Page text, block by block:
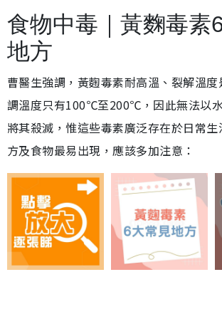
食物中毒｜黃麴毒素
地方
曹醫生強調，黃麴毒素耐高溫、裂解溫
調溫度只有100℃至200℃，因此無法以
將其殺滅，惟這些毒素廣泛存在於日常
方及食物最易出現，應該多加注意：